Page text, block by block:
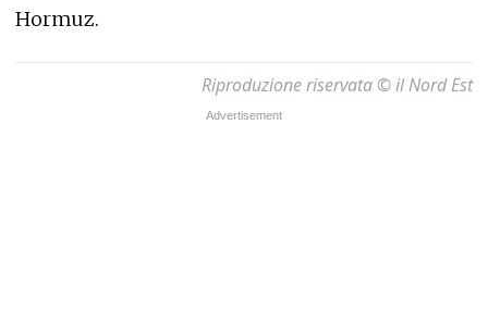
Hormuz.
Riproduzione riservata © il Nord Est